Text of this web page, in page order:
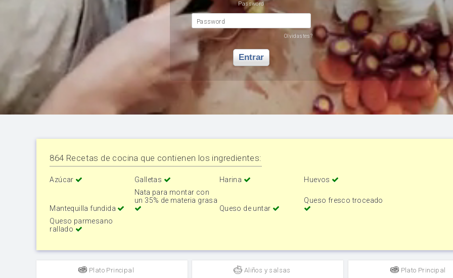
Password
Password
Olvidastes?
Entrar
864 Recetas de cocina que contienen los ingredientes:
Azúcar Galletas Harina Huevos
Mantequilla fundida
Nata para montar con
un 35% de materia grasa
Queso de untar
Queso fresco troceado
Queso parmesano
rallado
Plato Principal Aliños y salsas Plato Principal